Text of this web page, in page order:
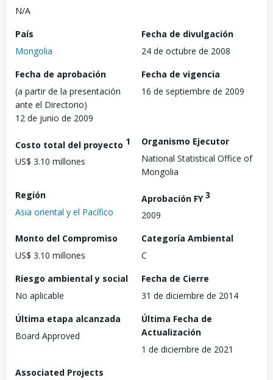
N/A
País
Mongolia
Fecha de divulgación
24 de octubre de 2008
Fecha de aprobación
(a partir de la presentación
ante el Directorio)
12 de junio de 2009
Fecha de vigencia
16 de septiembre de 2009
Costo total del proyecto 1
US$ 3.10 millones
Organismo Ejecutor
National Statistical Office of
Mongolia
Región
Asia oriental y el Pacífico
Aprobación FY3
2009
Monto del Compromiso
US$ 3.10 millones
Categoría Ambiental
C
Riesgo ambiental y social
No aplicable
Fecha de Cierre
31 de diciembre de 2014
Última etapa alcanzada
Board Approved
Última Fecha de
Actualización
1 de diciembre de 2021
Associated Projects